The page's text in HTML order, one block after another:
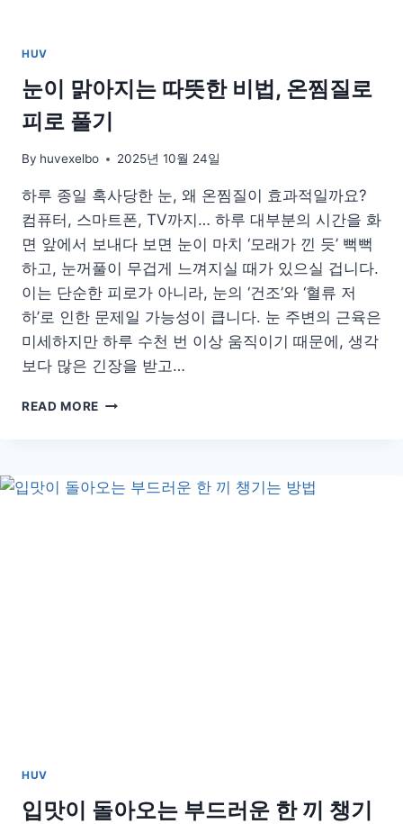
HUV
눈이 맑아지는 따뜻한 비법, 온찜질로
피로 풀기
By huvexelbo 2025년 10월 24일
하루 종일 혹사당한 눈, 왜 온찜질이 효과적일까요?
컴퓨터, 스마트폰, TV까지… 하루 대부분의 시간을 화
면 앞에서 보내다 보면 눈이 마치 ‘모래가 낀 듯’ 뻑뻑
하고, 눈꺼풀이 무겁게 느껴지실 때가 있으실 겁니다.
이는 단순한 피로가 아니라, 눈의 ‘건조’와 ‘혈류 저
하’로 인한 문제일 가능성이 큽니다. 눈 주변의 근육은
미세하지만 하루 수천 번 이상 움직이기 때문에, 생각
보다 많은 긴장을 받고…
READ MORE
는
HUV
입맛이 돌아오는 부드러운 한 끼 챙기